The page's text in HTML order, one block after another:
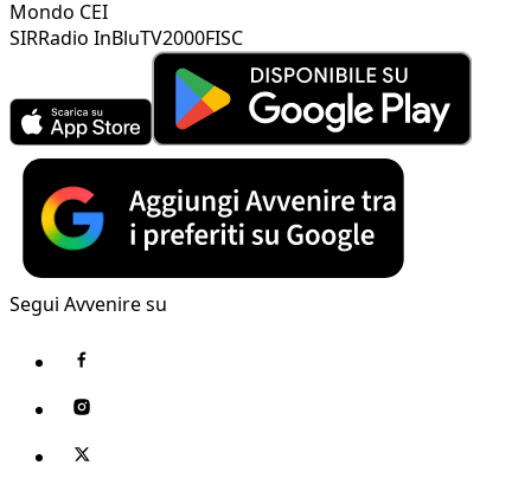
Mondo CEI
SIRRadio InBluTV2000FISC
Segui Avvenire su